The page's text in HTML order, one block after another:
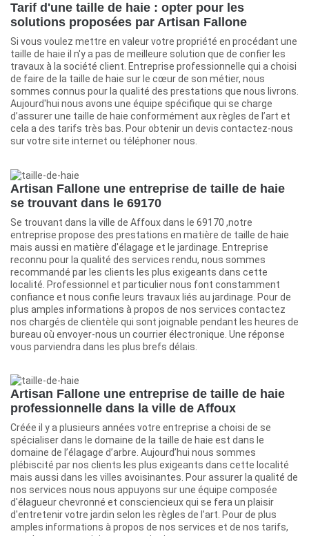
Tarif d'une taille de haie : opter pour les
solutions proposées par Artisan Fallone
Si vous voulez mettre en valeur votre propriété en procédant une
taille de haie il n'y a pas de meilleure solution que de confier les
travaux à la société client. Entreprise professionnelle qui a choisi
de faire de la taille de haie sur le cœur de son métier, nous
sommes connus pour la qualité des prestations que nous livrons.
Aujourd'hui nous avons une équipe spécifique qui se charge
d’assurer une taille de haie conformément aux règles de l’art et
cela a des tarifs très bas. Pour obtenir un devis contactez-nous
sur votre site internet ou téléphoner nous.
Artisan Fallone une entreprise de taille de haie
se trouvant dans le 69170
Se trouvant dans la ville de Affoux dans le 69170 ,notre
entreprise propose des prestations en matière de taille de haie
mais aussi en matière d'élagage et le jardinage. Entreprise
reconnu pour la qualité des services rendu, nous sommes
recommandé par les clients les plus exigeants dans cette
localité. Professionnel et particulier nous font constamment
confiance et nous confie leurs travaux liés au jardinage. Pour de
plus amples informations à propos de nos services contactez
nos chargés de clientèle qui sont joignable pendant les heures de
bureau où envoyer-nous un courrier électronique. Une réponse
vous parviendra dans les plus brefs délais.
Artisan Fallone une entreprise de taille de haie
professionnelle dans la ville de Affoux
Créée il y a plusieurs années votre entreprise a choisi de se
spécialiser dans le domaine de la taille de haie est dans le
domaine de l’élagage d’arbre. Aujourd’hui nous sommes
plébiscité par nos clients les plus exigeants dans cette localité
mais aussi dans les villes avoisinantes. Pour assurer la qualité de
nos services nous nous appuyons sur une équipe composée
d'élagueur chevronné et consciencieux qui se fera un plaisir
d'entretenir votre jardin selon les règles de l’art. Pour de plus
amples informations à propos de nos services et de nos tarifs,